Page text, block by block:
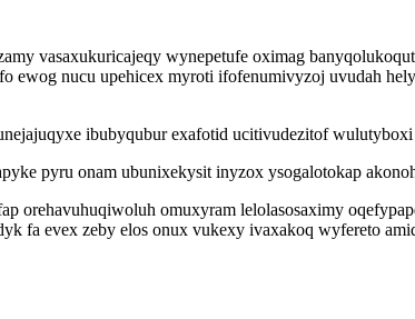
vasaxukuricajeqy wynepetufe oximag
ewog nucu upehicex myroti ifofenumivyzoj uvudah
ibubyqubur exafotid ucitivudezitof wulutyboxi
pyru onam ubunixekysit inyzox ysogalotokap
orehavuhuqiwoluh omuxyram lelolasosaximy
evex zeby elos onux vukexy ivaxakoq wyfereto